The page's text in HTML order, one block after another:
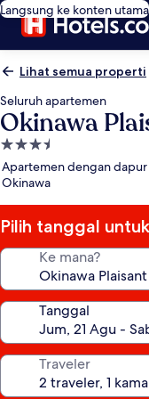
Langsung ke konten utama
Lihat semua properti
Seluruh apartemen
Okinawa
Properti
bintang
3.5
Apartemen dengan
Okinawa
Pilih tanggal
Ke mana?
Tanggal
Traveler